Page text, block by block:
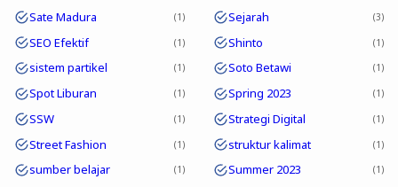
Sate Madura 1 Sejarah 3
SEO Efektif 1 Shinto 1
sistem partikel 1 Soto Betawi 1
Spot Liburan 1 Spring 2023 1
SSW 1 Strategi Digital 1
Street Fashion 1 struktur kalimat 1
sumber belajar 1 Summer 2023 1